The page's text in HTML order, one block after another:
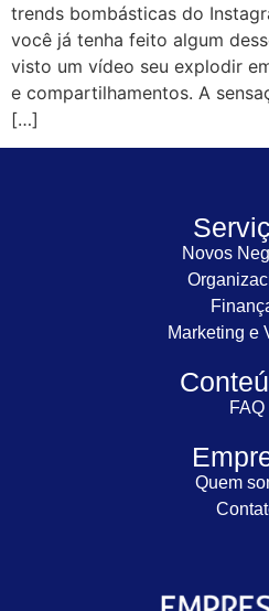
trends bombásticas do
você já tenha feito algum
visto um vídeo seu explodir
e compartilhamentos. A
[…]
Novos
Marketing e
FAQ
Quem